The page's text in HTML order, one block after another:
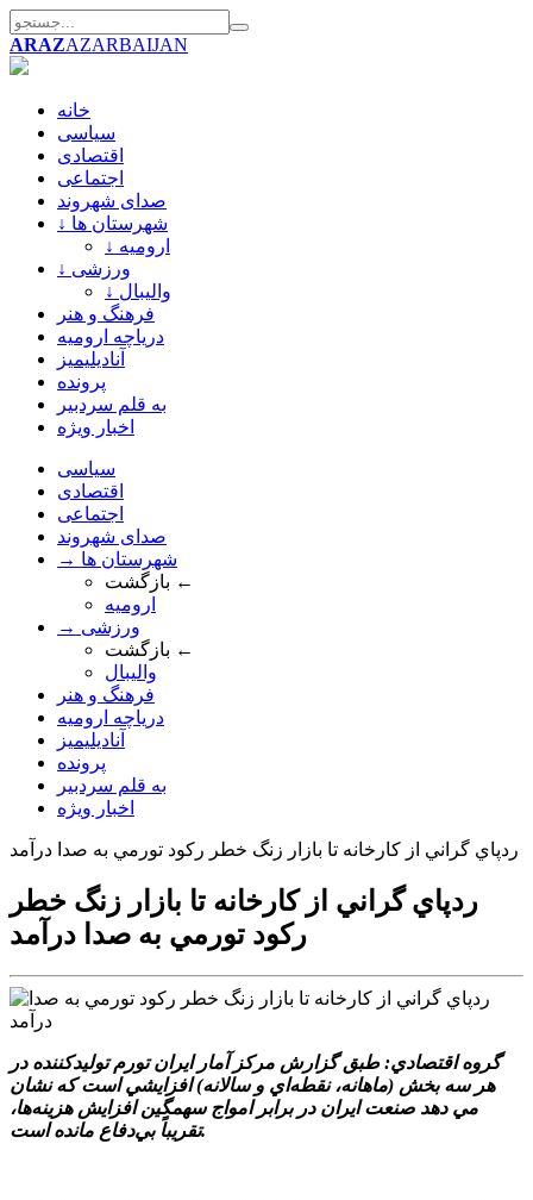
ARAZAZARBAIJAN
خانه
سیاسی
اقتصادی
اجتماعی
صدای شهروند
↓ شهرستان ها
↓ ارومیه
↓ ورزشی
↓ والیبال
فرهنگ و هنر
دریاچه ارومیه
آنادیلیمیز
پرونده
به قلم سردبیر
اخبار ویژه
سیاسی
اقتصادی
اجتماعی
صدای شهروند
→ شهرستان ها
بازگشت ←
ارومیه
→ ورزشی
بازگشت ←
والیبال
فرهنگ و هنر
دریاچه ارومیه
آنادیلیمیز
پرونده
به قلم سردبیر
اخبار ویژه
ردپاي گراني از کارخانه تا بازار زنگ خطر رکود تورمي به صدا درآمد
ردپاي گراني از کارخانه تا بازار زنگ خطر
رکود تورمي به صدا درآمد
گروه اقتصادي: طبق گزارش مرکز آمار ايران تورم توليدکننده در
هر سه بخش (ماهانه، نقطه‌اي و سالانه) افزايشي است که نشان
مي دهد صنعت ايران در برابر امواج سهمگين افزايش هزينه‌ها،
تقريباً بي‌دفاع مانده است.